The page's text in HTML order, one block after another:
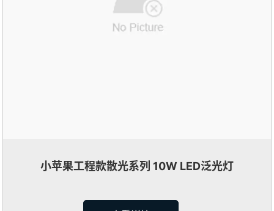
小苹果工程款散光系列 10W LED泛光灯